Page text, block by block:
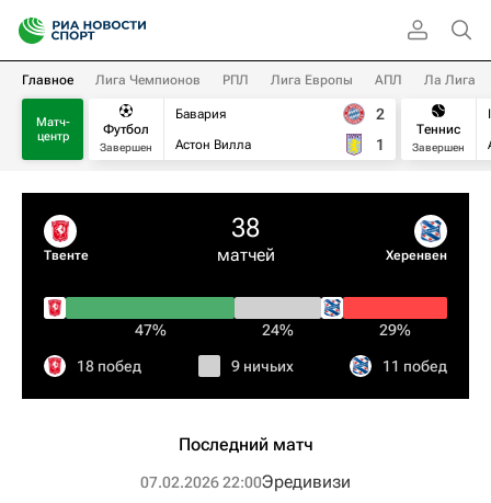
Главное Лига Чемпионов РПЛ Лига Европы АПЛ Ла Лига
Матч-
центр
Футбол
Завершен
Бавария
Астон Вилла
2
1
Теннис
Завершен
Твенте
38
матчей Херенвен
47% 24% 29%
18 побед 9 ничьих 11 побед
Последний матч
07.02.2026 22:00Эредивизи